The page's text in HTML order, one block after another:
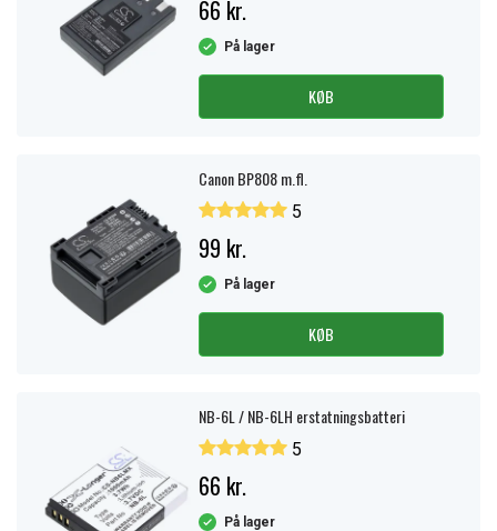
66 kr.
På lager
KØB
Canon BP808 m.fl.
5
99 kr.
På lager
KØB
NB-6L / NB-6LH erstatningsbatteri
5
66 kr.
På lager